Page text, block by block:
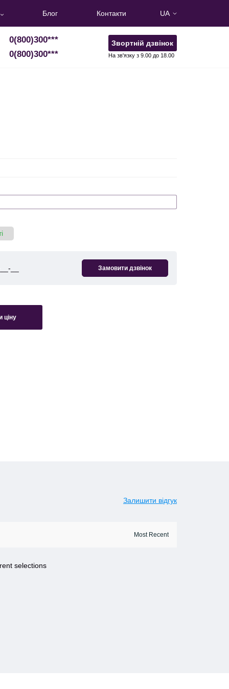
Блог Контакти UA
0(800)300***
0(800)300***
Звортній дзвінок
На зв'язку з 9.00 до 18.00
ціну
Залишити відгук
selections